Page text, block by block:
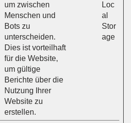
um zwischen
Menschen und
Bots zu
unterscheiden.
Dies ist vorteilhaft
für die Website,
um gültige
Berichte über die
Nutzung Ihrer
Website zu
erstellen.
Loc
al
Stor
age